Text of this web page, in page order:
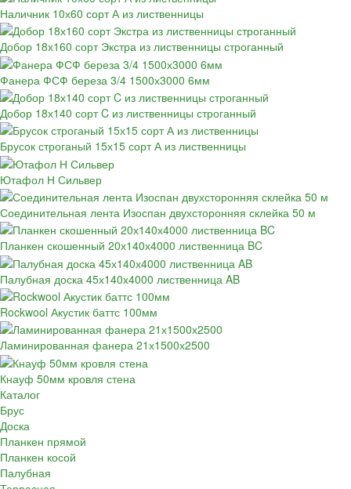
Наличник 10х60 сорт А из лиственницы
Добор 18х160 сорт Экстра из лиственницы строганный
Фанера ФСФ береза 3/4 1500х3000 6мм
Добор 18х140 сорт C из лиственницы строганный
Брусок строганый 15х15 сорт А из лиственницы
Ютафол Н Сильвер
Соединительная лента Изоспан двухсторонняя склейка 50 м
Планкен скошенный 20х140х4000 лиственница BC
Палубная доска 45х140х4000 лиственница AB
Rockwool Акустик баттс 100мм
Ламинированная фанера 21х1500х2500
Кнауф 50мм кровля стена
Каталог
Брус
Доска
Планкен прямой
Планкен косой
Палубная